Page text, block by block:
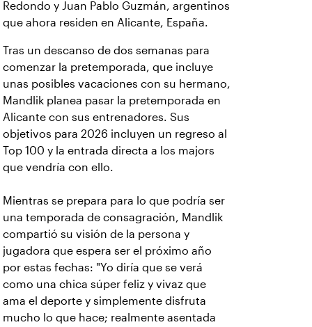
Redondo y Juan Pablo Guzmán, argentinos
que ahora residen en Alicante, España.
Tras un descanso de dos semanas para
comenzar la pretemporada, que incluye
unas posibles vacaciones con su hermano,
Mandlik planea pasar la pretemporada en
Alicante con sus entrenadores. Sus
objetivos para 2026 incluyen un regreso al
Top 100 y la entrada directa a los majors
que vendría con ello.
Mientras se prepara para lo que podría ser
una temporada de consagración, Mandlik
compartió su visión de la persona y
jugadora que espera ser el próximo año
por estas fechas: "Yo diría que se verá
como una chica súper feliz y vivaz que
ama el deporte y simplemente disfruta
mucho lo que hace; realmente asentada